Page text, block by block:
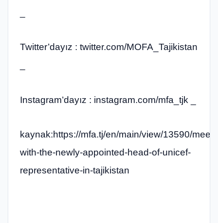
Twitter’dayız : twitter.com/MOFA_Tajikistan
Instagram’dayız : instagram.com/mfa_tjk _
kaynak:https://mfa.tj/en/main/view/13590/
with-the-newly-appointed-head-of-unicef-
representative-in-tajikistan